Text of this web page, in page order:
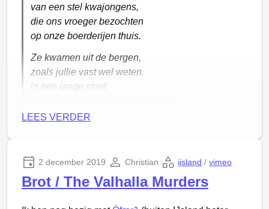
van een stel kwajongens,
die ons vroeger bezochten
op onze boerderijen thuis.
Ze kwamen uit de bergen,
zoals jullie vast wel weten.
in een lange stoet
Grýlawas hun moeder
Een werkelijk walgelijk stel.
Ze werden deJoeltijdjongensgenoemd,
LEES VERDER
2 december 2019 Christian ijsland / vimeo
Brot / The Valhalla Murders